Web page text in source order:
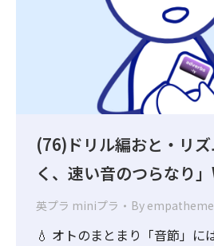
(76)ドリル編おと・リ
く、速い音のつらなり
英プラ miniプラ By empatheme
💧 オトのまとまり「音節」に